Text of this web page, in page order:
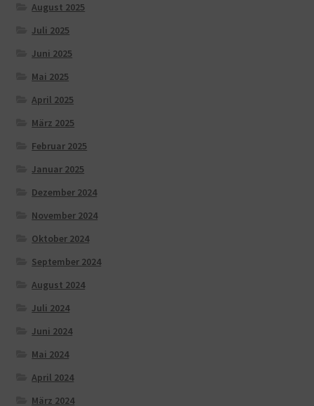
August 2025
Juli 2025
Juni 2025
Mai 2025
April 2025
März 2025
Februar 2025
Januar 2025
Dezember 2024
November 2024
Oktober 2024
September 2024
August 2024
Juli 2024
Juni 2024
Mai 2024
April 2024
März 2024